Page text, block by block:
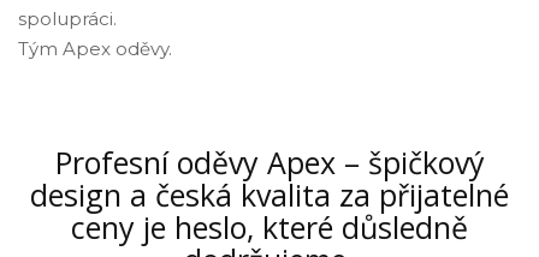
spolupráci.
Tým Apex oděvy.
Profesní oděvy Apex – špičkový
design a česká kvalita za přijatelné
ceny je heslo, které důsledně